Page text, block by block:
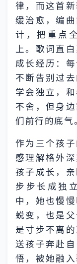
律，而这首
缓治愈，编
计，把重点
上。歌词直
成长经历：
不断告别过
学会独立，
不舍，但身
们前行的底气
作为三个孩
感理解格外
孩子成长，
步步长成独
中，她也慢
蜕变，也是
是寸步不离
送孩子奔赴
悟，被她融